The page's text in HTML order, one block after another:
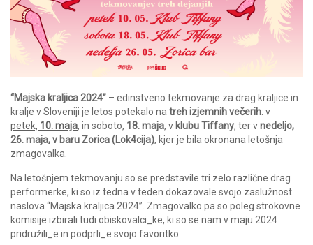
“Majska kraljica 2024” – edinstveno tekmovanje za drag kraljice in
kralje v Sloveniji je letos potekalo na treh izjemnih večerih: v
petek, 10. maja, in soboto, 18. maja, v klubu Tiffany, ter vnedeljo,
26. maja, v baru Zorica (Lok4cija), kjer je bila okronana letošnja
zmagovalka.
Na letošnjem tekmovanju so se predstavile tri zelo različne drag
performerke, ki so iz tedna v teden dokazovale svojo zaslužnost
naslova “Majska kraljica 2024”. Zmagovalko pa so poleg strokovne
komisije izbirali tudi obiskovalci_ke, ki so se nam v maju 2024
pridružili_e in podprli_e svojo favoritko.